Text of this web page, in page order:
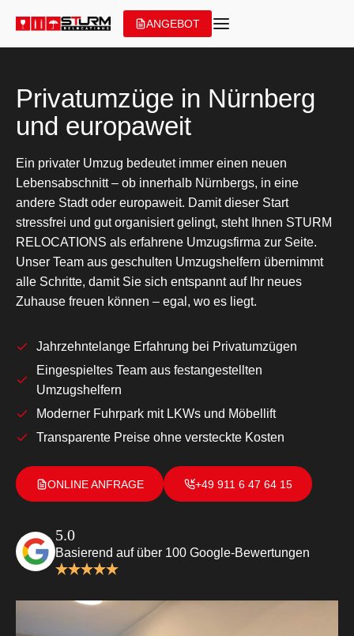
Inhalt
springen
ANGEBOT
Privatumzüge in Nürnberg
und europaweit
Ein privater Umzug bedeutet immer einen neuen
Lebensabschnitt – ob innerhalb Nürnbergs, in eine
andere Stadt oder europaweit. Damit dieser Start
stressfrei und gut organisiert gelingt, steht Ihnen STURM
RELOCATIONS als erfahrene Umzugsfirma zur Seite.
Unser Team aus geschulten Umzugshelfern übernimmt
alle Schritte, damit Sie sich entspannt auf Ihr neues
Zuhause freuen können – egal, wo es liegt.
Jahrzehntelange Erfahrung bei Privatumzügen
Eingespieltes Team aus festangestellten
Umzugshelfern
Moderner Fuhrpark mit LKWs und Möbellift
Transparente Preise ohne versteckte Kosten
ONLINE ANFRAGE +49 911 6 47 64 15
5.0
Basierend auf über 100 Google-Bewertungen